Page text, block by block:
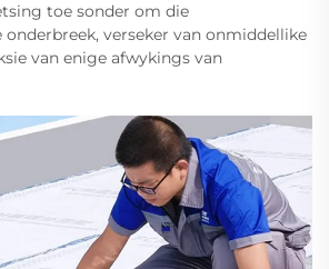
toe sonder om die
verseker van onmiddellike
van enige afwykings van